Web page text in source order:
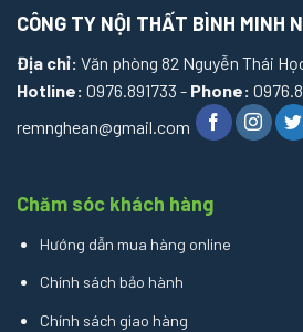
CÔNG TY NỘI THẤT BÌNH MINH
Địa chỉ: Văn phòng 82 Nguyễn Thái
Hotline: 0976.891733 - Phone:
remnghean@gmail.com
Chăm sóc khách hàng
Hướng dẫn mua hàng online
Chính sách bảo hành
Chính sách giao hàng